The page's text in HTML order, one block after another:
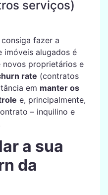
serviços)
fazer a
imóveis alugados é
novos proprietários e
rate (contratos
em manter os
e, principalmente,
– inquilino e
a sua
da